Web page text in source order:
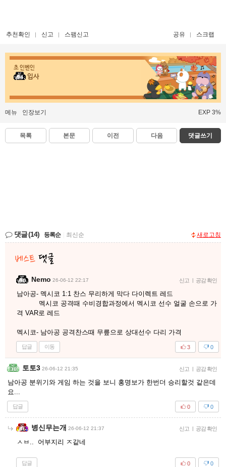
추천확인 신고 스팸신고 공유 스크랩
초 인벤인
입사
메뉴 인장보기 EXP 3%
목록 본문 이전 다음 댓글쓰기
댓글(14) 등록순 최신순 새로고침
Nemo 26-06-12 22:17 신고 | 공감 확인
남아공- 멕시코 1:1 찬스 무리하게 막다 다이렉트 레드
멕시코 공격때 수비경합과정에서 멕시코 선수 얼굴 손으로 가
격 VAR로 레드
멕시코- 남아공 공격찬스때 무릎으로 상대선수 다리 가격
답글 이동 0
3
토토3 26-06-12 21:35 신고 | 공감 확인
남아공 분위기와 게임 하는 것을 보니 홍명보가 한번더 승리할것 같은데
요...
답글 0
0
병신무는개 26-06-12 21:37 신고 | 공감 확인
ㅅㅂ.. 어부지리 ㅈ같네
답글 0
0